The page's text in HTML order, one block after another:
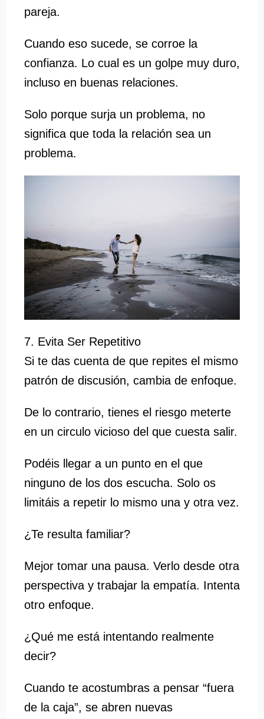
pareja.
Cuando eso sucede, se corroe la
confianza. Lo cual es un golpe muy duro,
incluso en buenas relaciones.
Solo porque surja un problema, no
significa que toda la relación sea un
problema.
7. Evita Ser Repetitivo
Si te das cuenta de que repites el mismo
patrón de discusión, cambia de enfoque.
De lo contrario, tienes el riesgo meterte
en un circulo vicioso del que cuesta salir.
Podéis llegar a un punto en el que
ninguno de los dos escucha. Solo os
limitáis a repetir lo mismo una y otra vez.
¿Te resulta familiar?
Mejor tomar una pausa. Verlo desde otra
perspectiva y trabajar la empatía. Intenta
otro enfoque.
¿Qué me está intentando realmente
decir?
Cuando te acostumbras a pensar “fuera
de la caja”, se abren nuevas